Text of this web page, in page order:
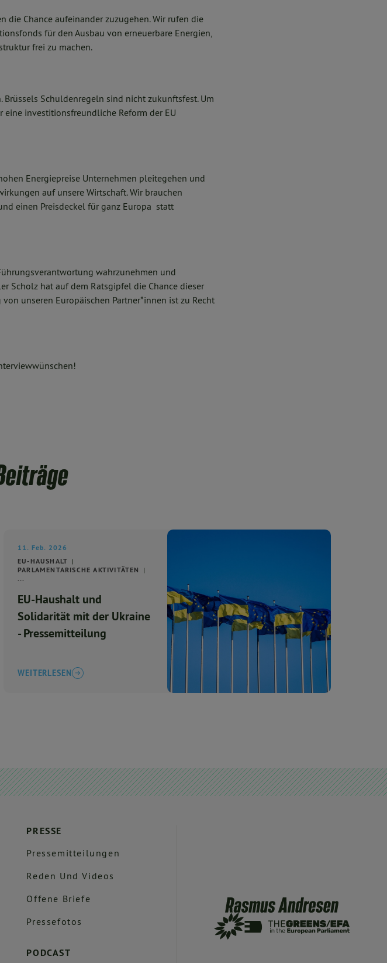
die Chance aufeinander zuzugehen. Wir rufen die
für den Ausbau von erneuerbare Energien,
frei zu machen.
Schuldenregeln sind nicht zukunftsfest. Um
eine investitionsfreundliche Reform der EU
Energiepreise Unternehmen pleitegehen und
auf unsere Wirtschaft. Wir brauchen
einen Preisdeckel für ganz Europa statt
wahrzunehmen und
Scholz hat auf dem Ratsgipfel die Chance dieser
unseren Europäischen Partner*innen ist zu Recht
11. Feb. 2026
EU-HAUSHALT
PARLAMENTARISCHE AKTIVITÄTEN
...
EU-Haushalt und
Solidarität mit der Ukraine
- Pressemitteilung
WEITERLESEN
PRESSE
Pressemitteilungen
Reden Und Videos
Offene Briefe
Pressefotos
PODCAST